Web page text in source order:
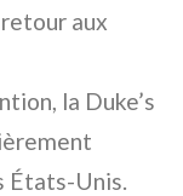
aux
la Duke’s
États-Unis.